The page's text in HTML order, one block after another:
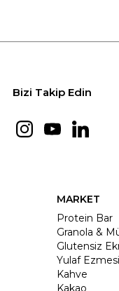
Bizi Takip Edin
MARKET
Protein Bar
Granola &
Glutensiz
Yulaf Ezmesi
Kahve
Kakao